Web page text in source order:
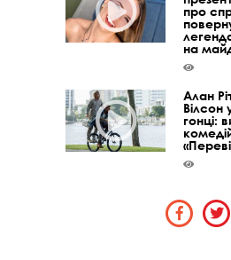
про
на
Алан
Вілсон
гонці: